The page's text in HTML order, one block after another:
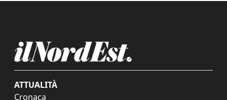
ATTUALITÀ
Cronaca